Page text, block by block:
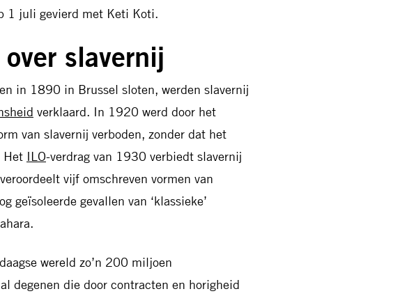
1 juli gevierd met Keti Koti.
over slavernij
in 1890 in Brussel sloten, werden slavernij
verklaard. In 1920 werd door het
van slavernij verboden, zonder dat het
Het ILO-verdrag van 1930 verbiedt slavernij
vijf omschreven vormen van
geïsoleerde gevallen van ‘klassieke’
wereld zo’n 200 miljoen
degenen die door contracten en horigheid